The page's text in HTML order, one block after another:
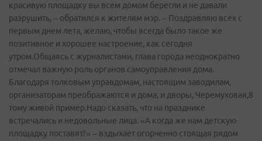
красивую площадку вы всем домом берегли и не давали
разрушить, – обратился к жителям мэр. – Поздравляю всех с
первым днем лета, желаю, чтобы всегда было такое же
позитивное и хорошее настроение, как сегодня
утром.Общаясь с журналистами, глава города неоднократно
отмечал важную роль органов самоуправления дома.
Благодаря толковым управдомам, настоящим заводилам,
организаторам преображаются и дома, и дворы, Черемуховая,8
тому живой пример.Надо сказать, что на празднике
встречались и недовольные лица. «А когда же нам детскую
площадку поставят?» – вздыхает огорченно стоящая рядом